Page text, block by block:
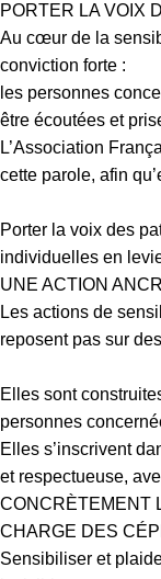
PORTER LA VOIX
Au cœur de la
conviction forte :
les personnes
être écoutées et
L’Association
cette parole, afin
Porter la voix des
individuelles en
UNE ACTION
Les actions de
reposent pas sur
Elles sont
personnes
Elles s’inscrivent
et respectueuse,
CONCRÈTEMENT
CHARGE DES
Sensibiliser et